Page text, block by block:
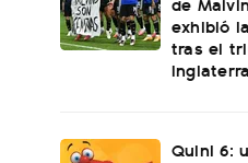
exhibió
tras el
Inglaterra
Quini 6: